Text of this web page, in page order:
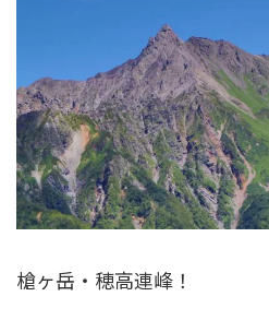
槍ヶ岳・穂高連峰！